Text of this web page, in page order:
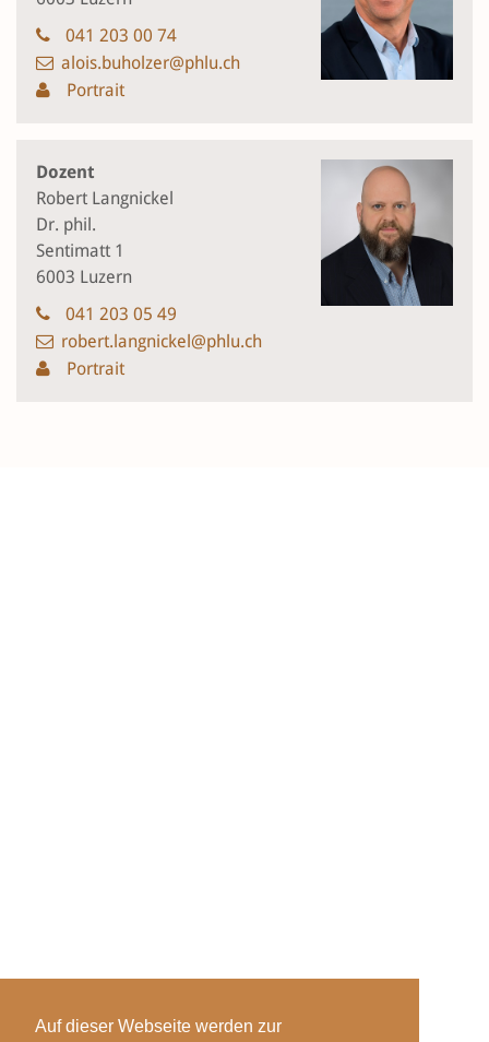
Auf dieser Webseite werden zur
041 203 00 74
alois.buholzer@phlu.ch
Portrait
Dozent
Robert Langnickel
Dr. phil.
Sentimatt 1
6003 Luzern
041 203 05 49
robert.langnickel@phlu.ch
Portrait